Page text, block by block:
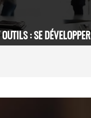
: SE DÉVELOPPER